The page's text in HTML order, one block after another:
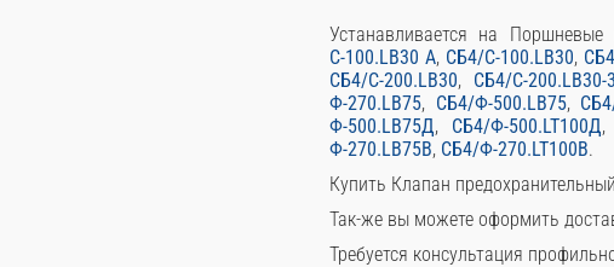
Устанавливается на Поршневые
С-100.LB30 A, СБ4/С-100.LB30,
СБ4/С-200.LB30, СБ4/С-200.LB30-
Ф-270.LB75, СБ4/Ф-500.LB75,
Ф-500.LB75Д, СБ4/Ф-500.LT100Д,
Ф-270.LB75В, СБ4/Ф-270.LT100В.
Купить Клапан
Так-же вы можете оформить
Требуется консультация